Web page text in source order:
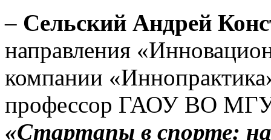
– Сельский Андрей
направления
компании
профессор ГАОУ ВО
«Стартапы в спорте: